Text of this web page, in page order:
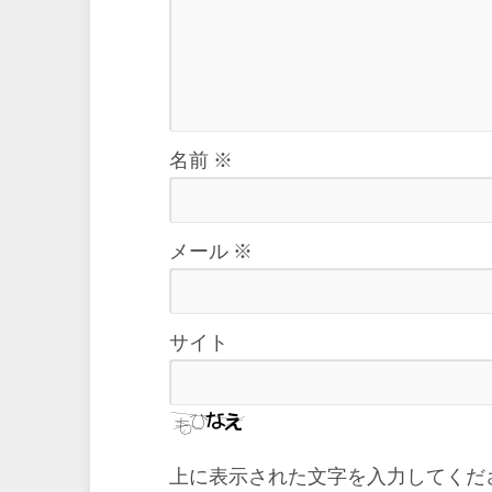
名前 ※
メール ※
サイト
上に表示された文字を入力してくだ